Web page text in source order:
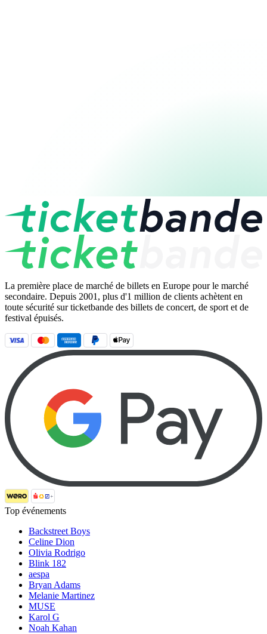
La première place de marché de billets en Europe pour le marché
secondaire. Depuis 2001, plus d'1 million de clients achètent en
toute sécurité sur ticketbande des billets de concert, de sport et de
festival épuisés.
Top événements
Backstreet Boys
Celine Dion
Olivia Rodrigo
Blink 182
aespa
Bryan Adams
Melanie Martinez
MUSE
Karol G
Noah Kahan